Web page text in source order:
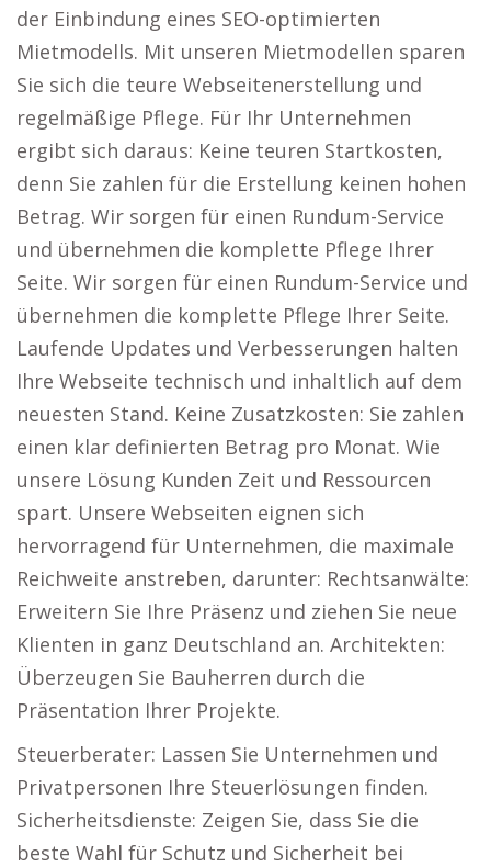
der Einbindung eines SEO-optimierten
Mietmodells. Mit unseren Mietmodellen sparen
Sie sich die teure Webseitenerstellung und
regelmäßige Pflege. Für Ihr Unternehmen
ergibt sich daraus: Keine teuren Startkosten,
denn Sie zahlen für die Erstellung keinen hohen
Betrag. Wir sorgen für einen Rundum-Service
und übernehmen die komplette Pflege Ihrer
Seite. Wir sorgen für einen Rundum-Service und
übernehmen die komplette Pflege Ihrer Seite.
Laufende Updates und Verbesserungen halten
Ihre Webseite technisch und inhaltlich auf dem
neuesten Stand. Keine Zusatzkosten: Sie zahlen
einen klar definierten Betrag pro Monat. Wie
unsere Lösung Kunden Zeit und Ressourcen
spart. Unsere Webseiten eignen sich
hervorragend für Unternehmen, die maximale
Reichweite anstreben, darunter: Rechtsanwälte:
Erweitern Sie Ihre Präsenz und ziehen Sie neue
Klienten in ganz Deutschland an. Architekten:
Überzeugen Sie Bauherren durch die
Präsentation Ihrer Projekte.
Steuerberater: Lassen Sie Unternehmen und
Privatpersonen Ihre Steuerlösungen finden.
Sicherheitsdienste: Zeigen Sie, dass Sie die
beste Wahl für Schutz und Sicherheit bei